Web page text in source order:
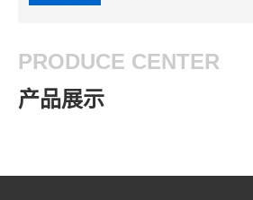
PRODUCE CENTER
产品展示